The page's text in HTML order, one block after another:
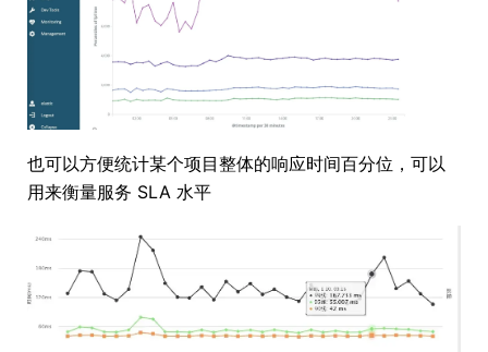
也可以方便统计某个项目整体的响应时间百分位，可以
用来衡量服务 SLA 水平